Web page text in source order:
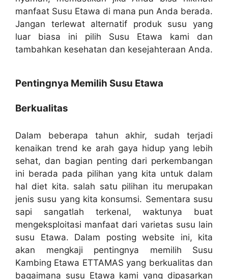
manfaat Susu Etawa di mana pun Anda berada.
Jangan terlewat alternatif produk susu yang
luar biasa ini pilih Susu Etawa kami dan
tambahkan kesehatan dan kesejahteraan Anda.
Pentingnya Memilih Susu Etawa
Berkualitas
Dalam beberapa tahun akhir, sudah terjadi
kenaikan trend ke arah gaya hidup yang lebih
sehat, dan bagian penting dari perkembangan
ini berada pada pilihan yang kita untuk dalam
hal diet kita. salah satu pilihan itu merupakan
jenis susu yang kita konsumsi. Sementara susu
sapi sangatlah terkenal, waktunya buat
mengeksploitasi manfaat dari varietas susu lain
susu Etawa. Dalam posting website ini, kita
akan mengkaji pentingnya memilih Susu
Kambing Etawa ETTAMAS yang berkualitas dan
bagaimana susu Etawa kami yang dipasarkan